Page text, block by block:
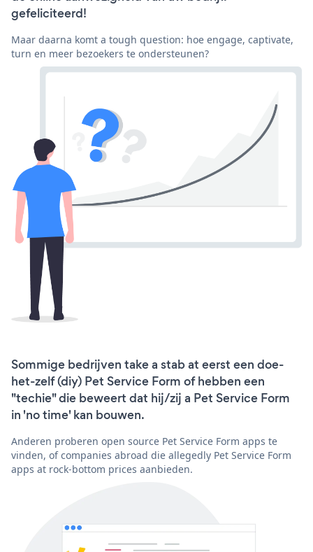
gefeliciteerd!
Maar daarna komt a tough question: hoe engage, captivate,
turn en meer bezoekers te ondersteunen?
Sommige bedrijven take a stab at eerst een doe-
het-zelf (diy) Pet Service Form of hebben een
"techie" die beweert dat hij/zij a Pet Service Form
in 'no time' kan bouwen.
Anderen proberen open source Pet Service Form apps te
vinden, of companies abroad die allegedly Pet Service Form
apps at rock-bottom prices aanbieden.